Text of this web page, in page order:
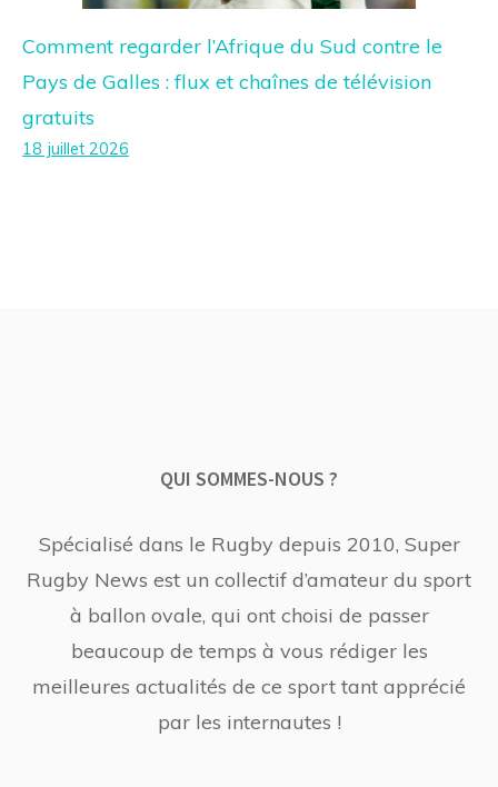
Comment regarder l’Afrique du Sud contre le
Pays de Galles : flux et chaînes de télévision
gratuits
18 juillet 2026
QUI SOMMES-NOUS ?
Spécialisé dans le Rugby depuis 2010, Super
Rugby News est un collectif d’amateur du sport
à ballon ovale, qui ont choisi de passer
beaucoup de temps à vous rédiger les
meilleures actualités de ce sport tant apprécié
par les internautes !